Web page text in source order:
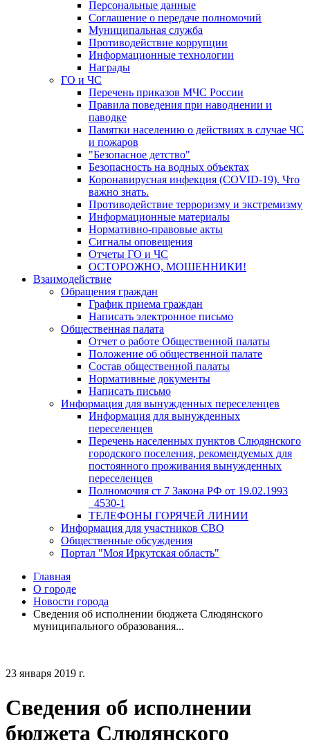
Персональные данные
Соглашение о передаче полномочий
Муниципальная служба
Противодействие коррупции
Информационные технологии
Награды
ГО и ЧС
Перечень приказов МЧС России
Правила поведения при наводнении и
паводке
Памятки населению о действиях в случае ЧС
и пожаров
"Безопасное детство"
Безопасность на водных объектах
Коронавирусная инфекция (COVID-19). Что
важно знать.
Противодействие терроризму и экстремизму
Информационные материалы
Нормативно-правовые акты
Сигналы оповещения
Отчеты ГО и ЧС
ОСТОРОЖНО, МОШЕННИКИ!
Взаимодействие
Обращения граждан
График приема граждан
Написать электронное письмо
Общественная палата
Отчет о работе Общественной палаты
Положение об общественной палате
Состав общественной палаты
Нормативные документы
Написать письмо
Информация для вынужденных переселенцев
Информация для вынужденных
переселенцев
Перечень населенных пунктов Слюдянского
городского поселения, рекомендуемых для
постоянного проживания вынужденных
переселенцев
Полномочия ст 7 Закона РФ от 19.02.1993
_4530-1
ТЕЛЕФОНЫ ГОРЯЧЕЙ ЛИНИИ
Информация для участников СВО
Общественные обсуждения
Портал "Моя Иркутская область"
Главная
О городе
Новости города
Сведения об исполнении бюджета Слюдянского
муниципального образования...
23 января 2019 г.
Сведения об исполнении
бюджета Слюдянского